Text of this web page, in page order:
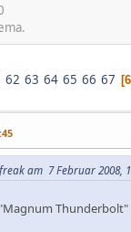
62 63 64 65 66 67
am 7 Februar 2008,
Thunderbolt"